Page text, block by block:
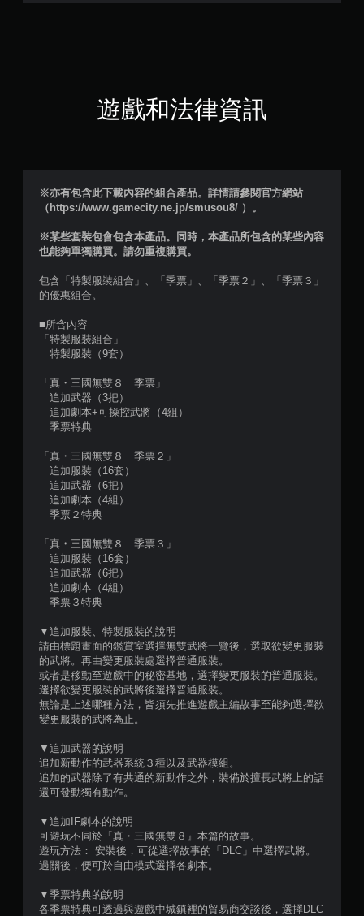
星
星
共
遊戲和法律資訊
※亦有包含此下載內容的組合產品。詳情請參閱官方網站
（https://www.gamecity.ne.jp/smusou8/ ）。
※某些套裝包會包含本產品。同時，本產品所包含的某些內容
也能夠單獨購買。請勿重複購買。
包含「特製服裝組合」、「季票」、「季票２」、「季票３」
的優惠組合。
■所含內容
「特製服裝組合」
特製服裝（9套）
「真・三國無雙８ 季票」
追加武器（3把）
追加劇本+可操控武將（4組）
季票特典
「真・三國無雙８ 季票２」
追加服裝（16套）
追加武器（6把）
追加劇本（4組）
季票２特典
「真・三國無雙８ 季票３」
追加服裝（16套）
追加武器（6把）
追加劇本（4組）
季票３特典
▼追加服裝、特製服裝的說明
請由標題畫面的鑑賞室選擇無雙武將一覽後，選取欲變更服裝
的武將。再由變更服裝處選擇普通服裝。
或者是移動至遊戲中的秘密基地，選擇變更服裝的普通服裝。
選擇欲變更服裝的武將後選擇普通服裝。
無論是上述哪種方法，皆須先推進遊戲主編故事至能夠選擇欲
變更服裝的武將為止。
▼追加武器的說明
追加新動作的武器系統３種以及武器模組。
追加的武器除了有共通的新動作之外，裝備於擅長武將上的話
還可發動獨有動作。
▼追加IF劇本的說明
可遊玩不同於『真・三國無雙８』本篇的故事。
遊玩方法： 安裝後，可從選擇故事的「DLC」中選擇武將。
過關後，便可於自由模式選擇各劇本。
▼季票特典的說明
各季票特典可透過與遊戲中城鎮裡的貿易商交談後，選擇DLC